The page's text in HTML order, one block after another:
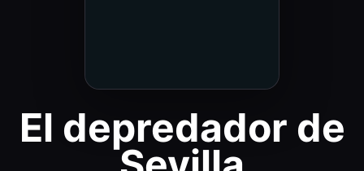
El depredador de